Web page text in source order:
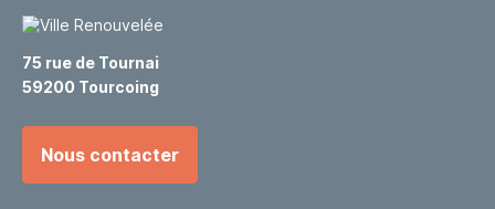
75 rue de Tournai
59200 Tourcoing
Nous contacter